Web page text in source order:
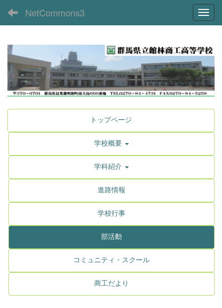
NetCommons3
トップページ
学校概要
学科紹介
進路情報
学校行事
部活動
コミュニティ・スクール
商工だより